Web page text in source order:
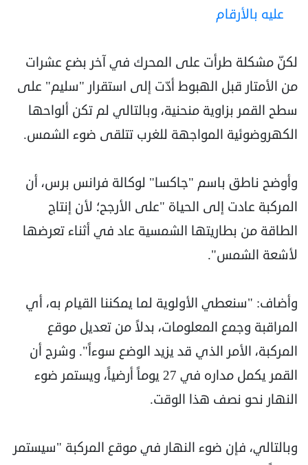
عليه بالأرقام
لكنّ مشكلة طرأت على المحرك في آخر بضع عشرات
من الأمتار قبل الهبوط أدّت إلى استقرار "سليم" على
سطح القمر بزاوية منحنية، وبالتالي لم تكن ألواحها
الكهروضوئية المواجهة للغرب تتلقى ضوء الشمس.
وأوضح ناطق باسم "جاكسا" لوكالة فرانس برس، أن
المركبة عادت إلى الحياة "على الأرجح؛ لأن إنتاج
الطاقة من بطاريتها الشمسية عاد في أثناء تعرضها
لأشعة الشمس".
وأضاف: "سنعطي الأولوية لما يمكننا القيام به، أي
المراقبة وجمع المعلومات، بدلاً من تعديل موقع
المركبة، الأمر الذي قد يزيد الوضع سوءاً". وشرح أن
القمر يكمل مداره في 27 يوماً أرضياً، ويستمر ضوء
النهار نحو نصف هذا الوقت.
وبالتالي، فإن ضوء النهار في موقع المركبة "سيستمر